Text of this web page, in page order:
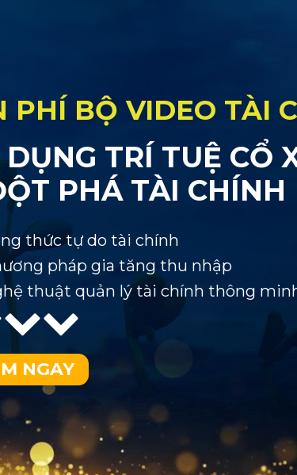
PHÍ BỘ VIDEO TÀI
DỤNG TRÍ TUỆ CỔ
PHÁ TÀI CHÍNH
thức tự do tài chính
pháp gia tăng thu nhập
thuật quản lý tài chính thông
NGAY